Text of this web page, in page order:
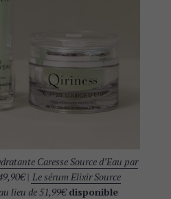
Caresse Source d’Eau par
| Le sérum Elixir Source
lieu de 51,99€disponible